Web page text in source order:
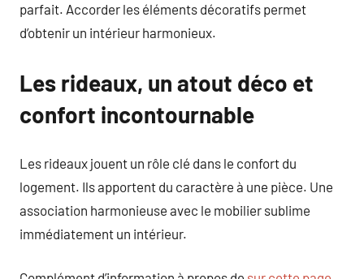
parfait. Accorder les éléments décoratifs permet
d’obtenir un intérieur harmonieux.
Les rideaux, un atout déco et
confort incontournable
Les rideaux jouent un rôle clé dans le confort du
logement. Ils apportent du caractère à une pièce. Une
association harmonieuse avec le mobilier sublime
immédiatement un intérieur.